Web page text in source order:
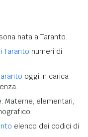
nata a Taranto.
Taranto numeri di
oggi in carica
Materne, elementari,
elenco dei codici di